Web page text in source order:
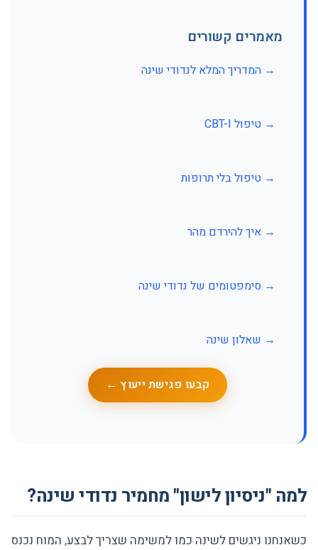
מאמרים קשורים
→ המדריך המלא לנדודי שינה
→ טיפול CBT-I
→ טיפול בלי תרופות
→ איך להירדם מהר
→ סימפטומים של נדודי שינה
→ שאלון שינה
קבעו פגישת ייעוץ ←
למה "ניסיון לישון" מחמיר נדודי שינה?
כשאנחנו ניגשים לשינה כמו למשימה שצריך לבצע, המוח נכנס